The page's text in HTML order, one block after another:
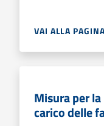
VAI ALLA PAGINA
Misura per
carico delle